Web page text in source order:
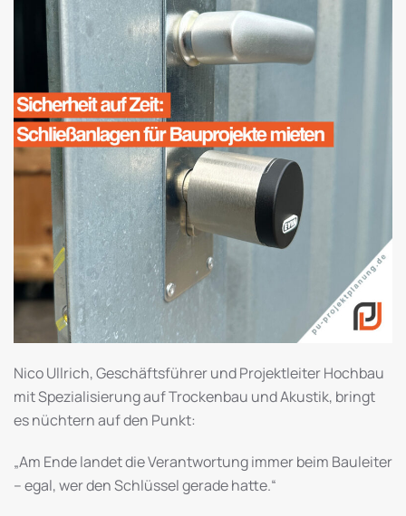
Nico Ullrich, Geschäftsführer und Projektleiter Hochbau
mit Spezialisierung auf Trockenbau und Akustik, bringt
es nüchtern auf den Punkt:
„Am Ende landet die Verantwortung immer beim Bauleiter
– egal, wer den Schlüssel gerade hatte.“